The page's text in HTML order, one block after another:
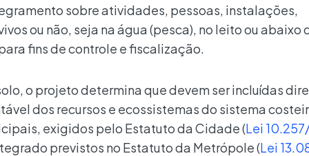
sobre atividades, pessoas, instalações,
ou não, seja na água (pesca), no leito ou abaixo
fins de controle e fiscalização.
o projeto determina que devem ser incluídas
dos recursos e ecossistemas do sistema
exigidos pelo Estatuto da Cidade (Lei
previstos no Estatuto da Metrópole (Lei